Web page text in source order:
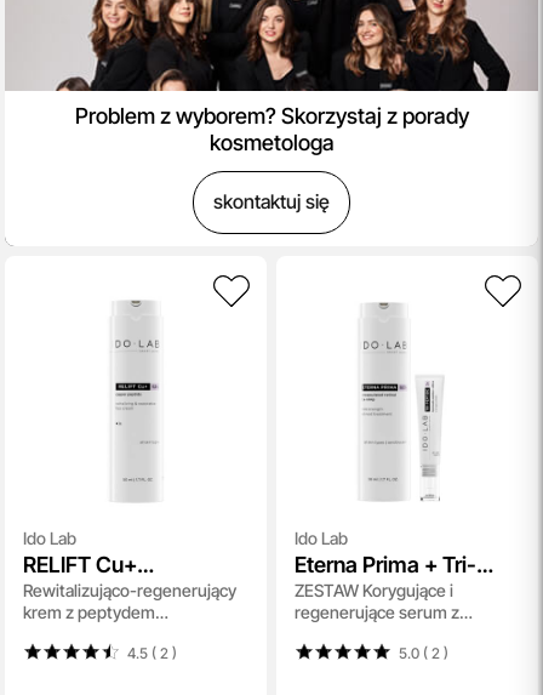
Problem z wyborem? Skorzystaj z porady
kosmetologa
skontaktuj się
Ido Lab
RELIFT Cu+
Revitalizing And
Restorative Face
Cream
Rewitalizująco-regenerujący
krem z peptydem
4.5 ( 2 )
Ido Lab
Eterna Prima + Tri-
Peptide Eye
ZESTAW Korygujące i
regenerujące serum z
Krem pod oczy 15 ml
5.0 ( 2 )